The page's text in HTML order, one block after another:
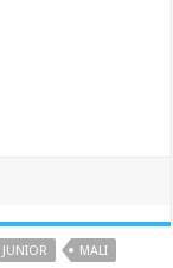
JUNIOR
MALI